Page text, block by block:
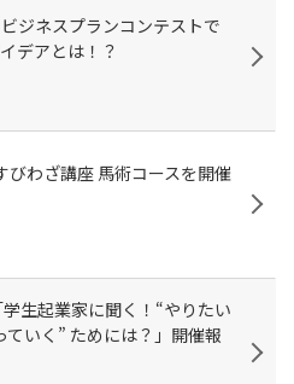
ジネスプランコンテストで
デアとは！？
びわざ講座 馬術コースを開催
生起業家に聞く！“やりたい
ていく” ためには？」開催報